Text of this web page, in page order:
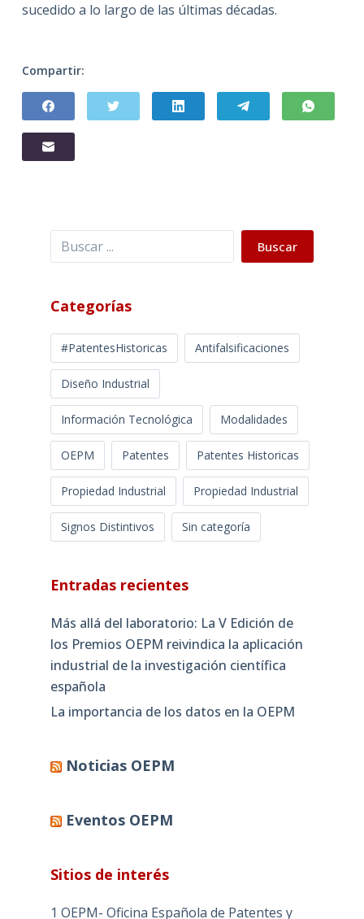
sucedido a lo largo de las últimas décadas.
Compartir:
Buscar Buscar
Categorías
#PatentesHistoricas Antifalsificaciones
Diseño Industrial
Información Tecnológica Modalidades
OEPM Patentes Patentes Historicas
Propiedad Industrial Propiedad Industrial
Signos Distintivos Sin categoría
Entradas recientes
Más allá del laboratorio: La V Edición de
los Premios OEPM reivindica la aplicación
industrial de la investigación científica
española
La importancia de los datos en la OEPM
Noticias OEPM
Eventos OEPM
Sitios de interés
1 OEPM- Oficina Española de Patentes y